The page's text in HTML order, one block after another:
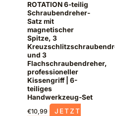
ROTATION 6-teilig
Schraubendreher-
Satz mit
magnetischer
Spitze, 3
und 3
Flachschraubendreher,
professioneller
Kissengriff | 6-
teiliges
Handwerkzeug-Set
€10,99
JETZT